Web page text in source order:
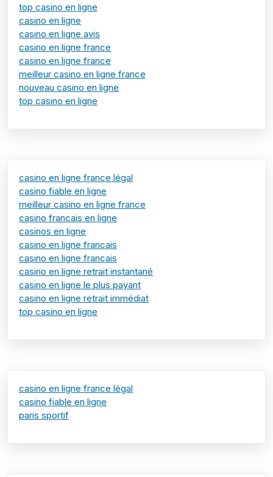
top casino en ligne
casino en ligne
casino en ligne avis
casino en ligne france
casino en ligne france
meilleur casino en ligne france
nouveau casino en ligne
top casino en ligne
casino en ligne france légal
casino fiable en ligne
meilleur casino en ligne france
casino francais en ligne
casinos en ligne
casino en ligne francais
casino en ligne francais
casino en ligne retrait instantané
casino en ligne le plus payant
casino en ligne retrait immédiat
top casino en ligne
casino en ligne france légal
casino fiable en ligne
paris sportif